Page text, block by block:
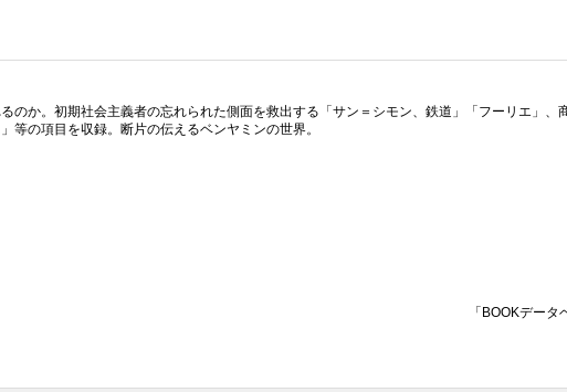
のか。初期社会主義者の忘れられた側面を救出する「サン＝シモン、鉄道」「フーリエ」、
等の項目を収録。断片の伝えるベンヤミンの世界。
「BOOKデータ